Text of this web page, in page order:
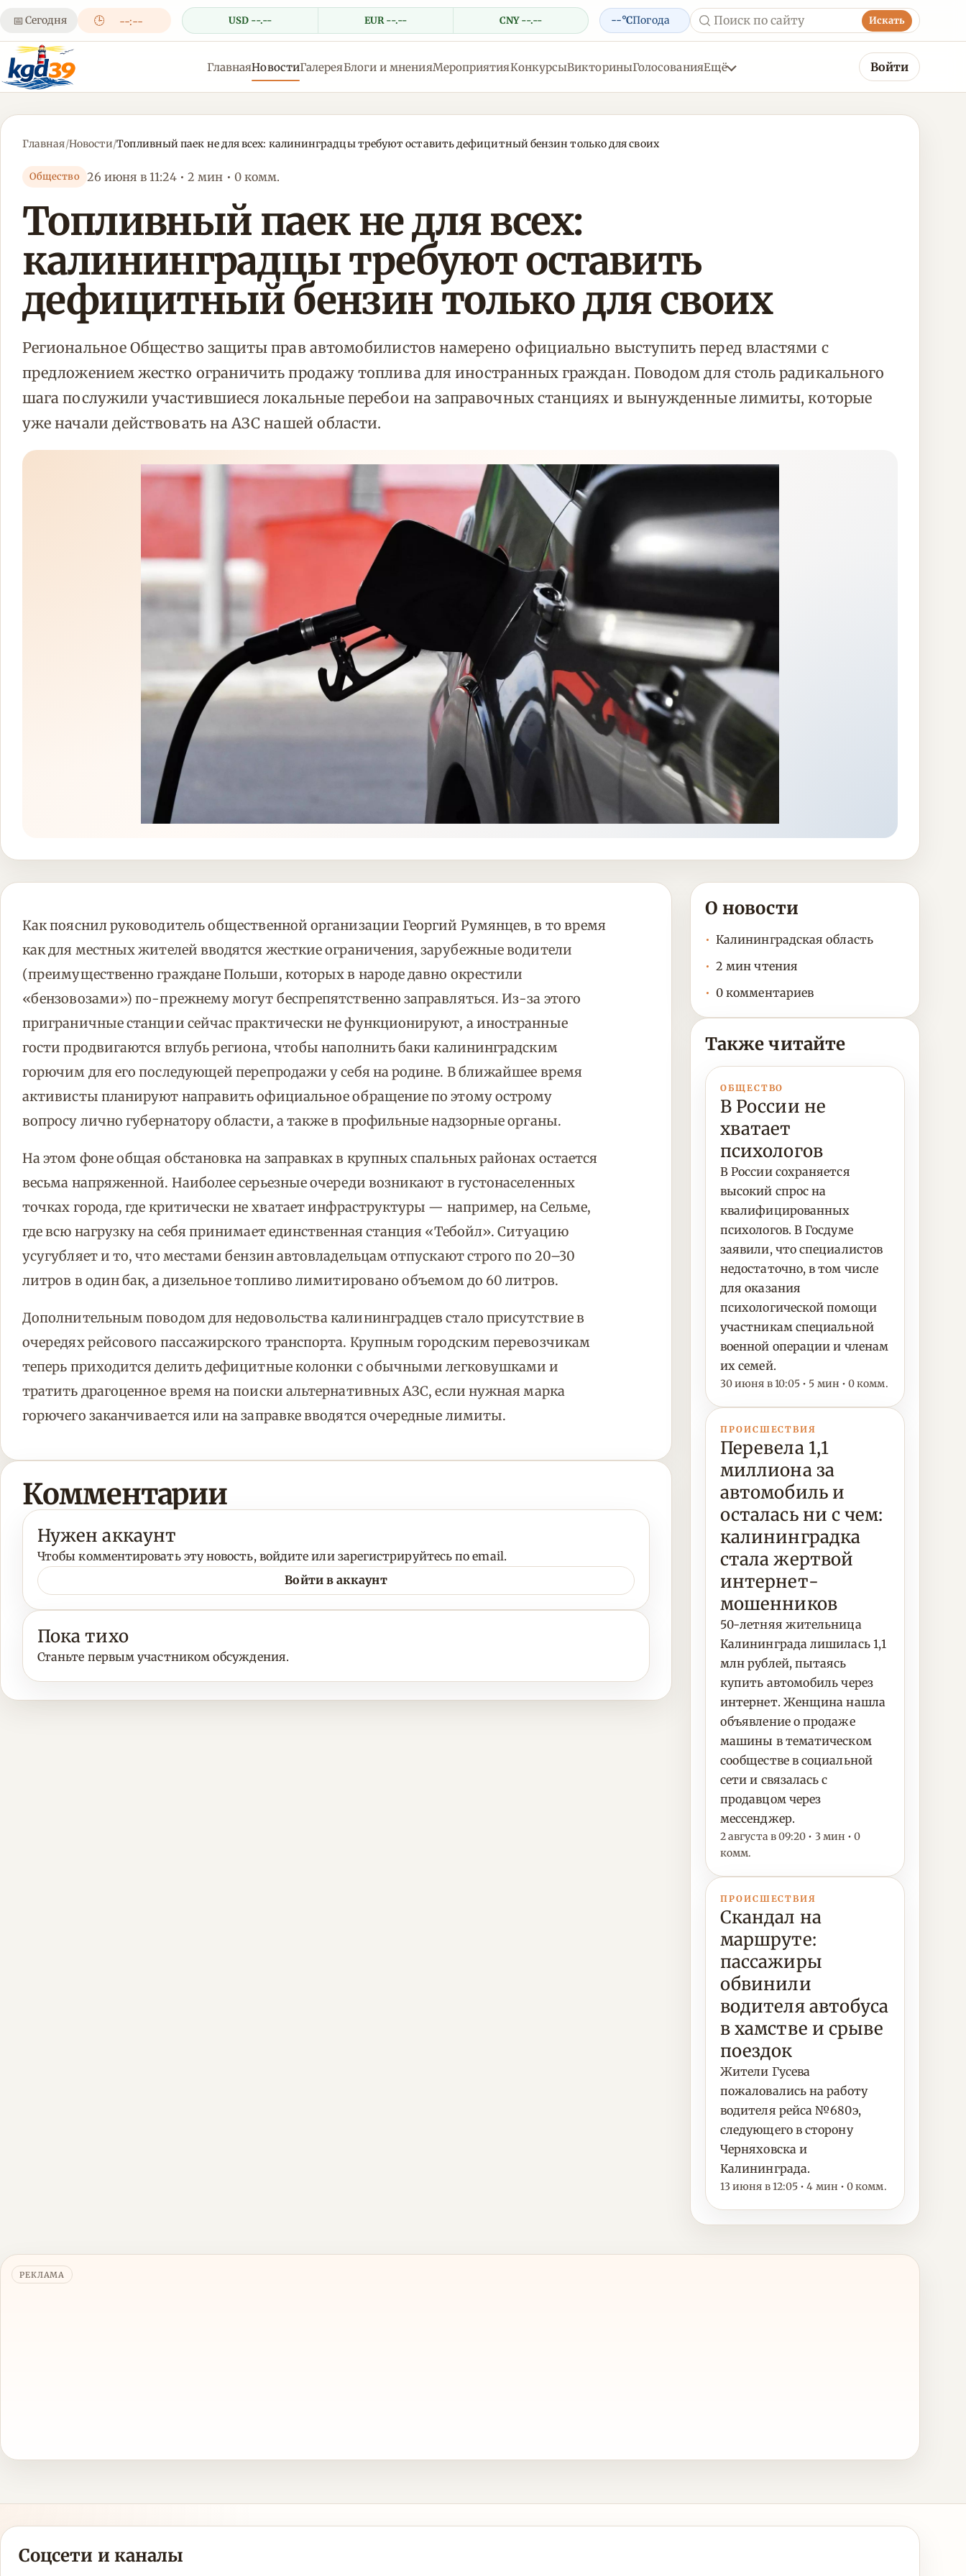
📅 Сегодня 🕒 --:-- USD --.-- EUR --.-- CNY --.-- --°CПогода Искать
ГлавнаяНовостиГалереяБлоги и мненияМероприятияКонкурсыВикториныГолосованияЕщё Войти
Главная/Новости/Топливный паек не для всех: калининградцы требуют оставить дефицитный бензин только для своих
Общество 26 июня в 11:24 • 2 мин • 0 комм.
Топливный паек не для всех:
калининградцы требуют оставить
дефицитный бензин только для своих
Региональное Общество защиты прав автомобилистов намерено официально выступить перед властями с
предложением жестко ограничить продажу топлива для иностранных граждан. Поводом для столь радикального
шага послужили участившиеся локальные перебои на заправочных станциях и вынужденные лимиты, которые
уже начали действовать на АЗС нашей области.
Как пояснил руководитель общественной организации Георгий Румянцев, в то время
как для местных жителей вводятся жесткие ограничения, зарубежные водители
(преимущественно граждане Польши, которых в народе давно окрестили
«бензовозами») по-прежнему могут беспрепятственно заправляться. Из-за этого
приграничные станции сейчас практически не функционируют, а иностранные
гости продвигаются вглубь региона, чтобы наполнить баки калининградским
горючим для его последующей перепродажи у себя на родине. В ближайшее время
активисты планируют направить официальное обращение по этому острому
вопросу лично губернатору области, а также в профильные надзорные органы.
На этом фоне общая обстановка на заправках в крупных спальных районах остается
весьма напряженной. Наиболее серьезные очереди возникают в густонаселенных
точках города, где критически не хватает инфраструктуры — например, на Сельме,
где всю нагрузку на себя принимает единственная станция «Тебойл». Ситуацию
усугубляет и то, что местами бензин автовладельцам отпускают строго по 20–30
литров в один бак, а дизельное топливо лимитировано объемом до 60 литров.
Дополнительным поводом для недовольства калининградцев стало присутствие в
очередях рейсового пассажирского транспорта. Крупным городским перевозчикам
теперь приходится делить дефицитные колонки с обычными легковушками и
тратить драгоценное время на поиски альтернативных АЗС, если нужная марка
горючего заканчивается или на заправке вводятся очередные лимиты.
Комментарии
Нужен аккаунт
Чтобы комментировать эту новость, войдите или зарегистрируйтесь по email.
Войти в аккаунт
Пока тихо
Станьте первым участником обсуждения.
О новости
Калининградская область
2 мин чтения
0 комментариев
Также читайте
ОБЩЕСТВО
В России не
хватает
психологов
В России сохраняется
высокий спрос на
квалифицированных
психологов. В Госдуме
заявили, что специалистов
недостаточно, в том числе
для оказания
психологической помощи
участникам специальной
военной операции и членам
их семей.
30 июня в 10:05 • 5 мин • 0 комм.
ПРОИСШЕСТВИЯ
Перевела 1,1
миллиона за
автомобиль и
осталась ни с чем:
калининградка
стала жертвой
интернет-
мошенников
50-летняя жительница
Калининграда лишилась 1,1
млн рублей, пытаясь
купить автомобиль через
интернет. Женщина нашла
объявление о продаже
машины в тематическом
сообществе в социальной
сети и связалась с
продавцом через
мессенджер.
2 августа в 09:20 • 3 мин • 0
комм.
ПРОИСШЕСТВИЯ
Скандал на
маршруте:
пассажиры
обвинили
водителя автобуса
в хамстве и срыве
поездок
Жители Гусева
пожаловались на работу
водителя рейса №680э,
следующего в сторону
Черняховска и
Калининграда.
13 июня в 12:05 • 4 мин • 0 комм.
РЕКЛАМА
Соцсети и каналы